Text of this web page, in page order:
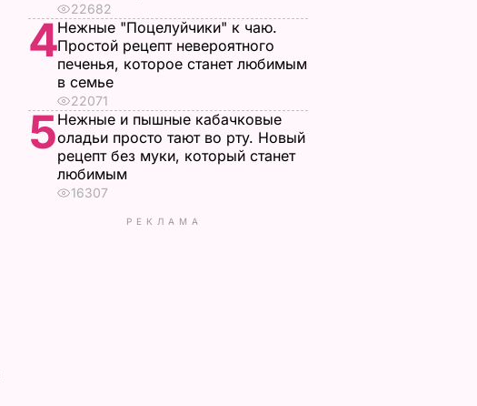
22682
4Нежные "Поцелуйчики" к чаю.
Простой рецепт невероятного
печенья, которое станет любимым
в семье
22071
5Нежные и пышные кабачковые
оладьи просто тают во рту. Новый
рецепт без муки, который станет
любимым
16307
РЕКЛАМА